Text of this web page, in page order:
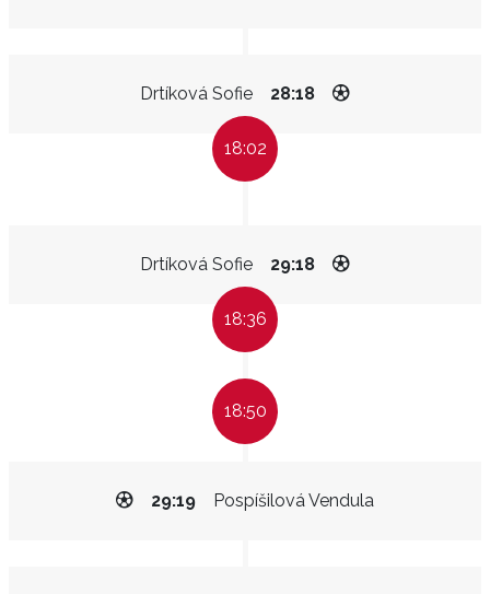
Drtíková Sofie 28:18
18:02
Drtíková Sofie 29:18
18:36
18:50
Pospíšilová Vendula
29:19